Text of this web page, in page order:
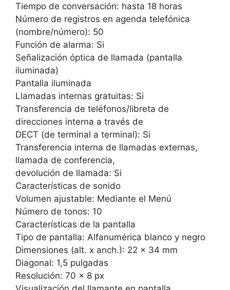
Tiempo de conversación: hasta 18 horas
Número de registros en agenda telefónica
(nombre/número): 50
Función de alarma: Si
Señalización óptica de llamada (pantalla
iluminada)
Pantalla iluminada
Llamadas internas gratuitas: Si
Transferencia de teléfonos/libreta de
direcciones interna a través de
DECT (de terminal a terminal): Si
Transferencia interna de llamadas externas,
llamada de conferencia,
devolución de llamada: Si
Características de sonido
Volumen ajustable: Mediante el Menú
Número de tonos: 10
Características de la pantalla
Tipo de pantalla: Alfanumérica blanco y negro
Dimensiones (alt. x anch.): 22 x 34 mm
Diagonal: 1,5 pulgadas
Resolución: 70 x 8 px